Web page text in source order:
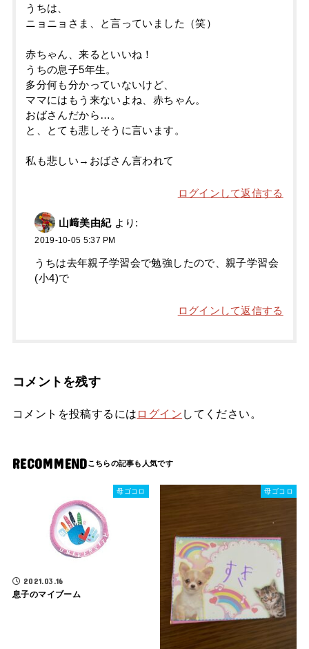
うちは、
ニョニョさま、と言っていました（笑）
赤ちゃん、来るといいね！
うちの息子5年生。
多分何も分かっていないけど、
ママにはもう来ないよね、赤ちゃん。
おばさんだから…。
と、とても悲しそうに言います。
私も悲しい→おばさん言われて
ログインして返信する
山﨑美由紀 より:
2019-10-05 5:37 PM
うちは去年親子学習会で勉強したので、親子学習会
(小4)で
ログインして返信する
コメントを残す
コメントを投稿するには ログイン してください。
RECOMMEND
母ゴコロ
2021.03.16
息子のマイブーム
母ゴコロ